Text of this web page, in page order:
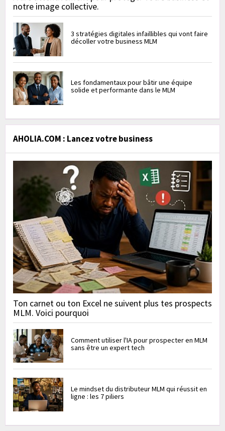
notre image collective.
3 stratégies digitales infaillibles qui vont faire
décoller votre business MLM
Les fondamentaux pour bâtir une équipe
solide et performante dans le MLM
AHOLIA.COM : Lancez votre business
Ton carnet ou ton Excel ne suivent plus tes prospects
MLM. Voici pourquoi
Comment utiliser l'IA pour prospecter en MLM
sans être un expert tech
Le mindset du distributeur MLM qui réussit en
ligne : les 7 piliers